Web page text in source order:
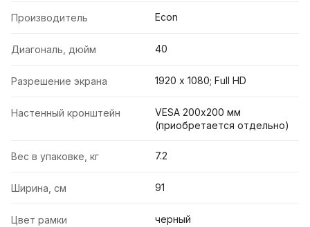
Производитель Econ
Диагональ, дюйм 40
Разрешение экрана 1920 х 1080; Full HD
Настенный кронштейн
VESA 200х200 мм
(приобретается отдельно)
Вес в упаковке, кг 7.2
Ширина, см 91
Цвет рамки черный